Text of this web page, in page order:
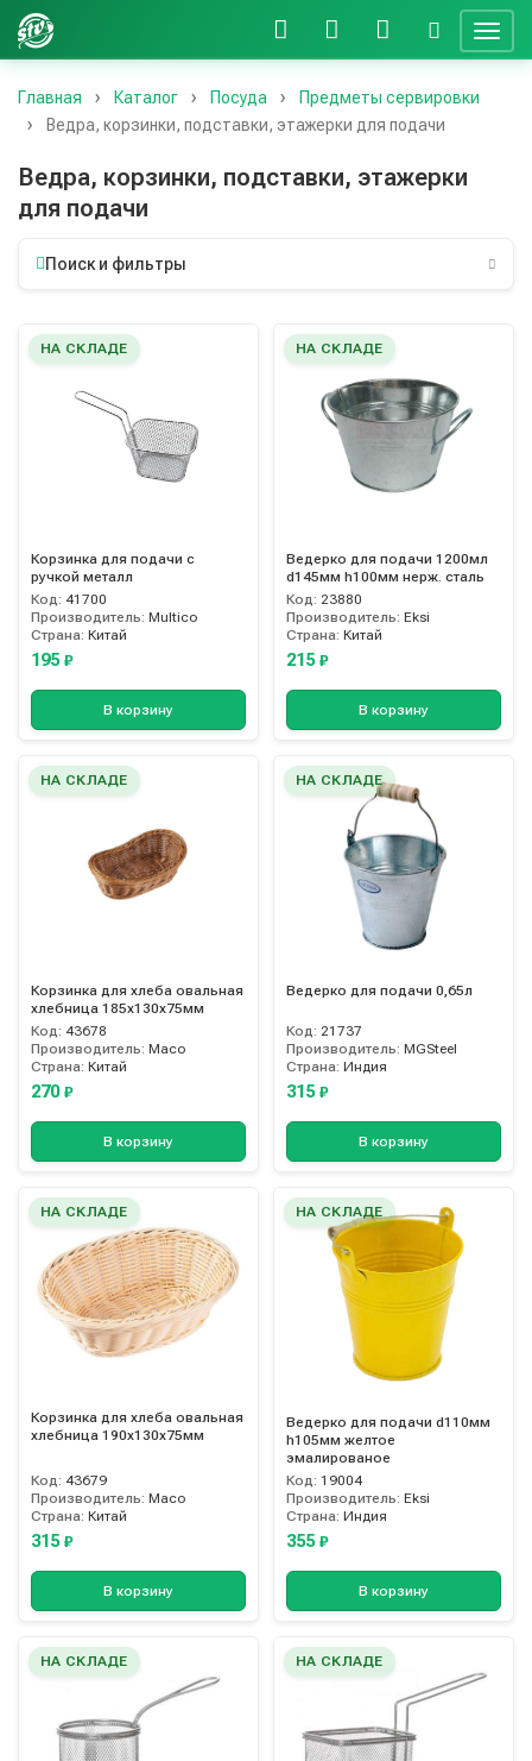
Главная Каталог Посуда
Предметы сервировки
Ведра, корзинки, подставки, этажерки для подачи
Ведра, корзинки, подставки, этажерки
для подачи
Поиск и фильтры
НА СКЛАДЕ
Корзинка для подачи с
ручкой металл
Код: 41700
Производитель: Multico
Страна: Китай
195 ₽
В корзину
НА СКЛАДЕ
Ведерко для подачи 1200мл
d145мм h100мм нерж. сталь
Код: 23880
Производитель: Eksi
Страна: Китай
215 ₽
В корзину
НА СКЛАДЕ
Корзинка для хлеба овальная
хлебница 185х130х75мм
Код: 43678
Производитель: Maco
Страна: Китай
270 ₽
В корзину
НА СКЛАДЕ
Ведерко для подачи 0,65л
Код: 21737
Производитель: MGSteel
Страна: Индия
315 ₽
В корзину
НА СКЛАДЕ
Корзинка для хлеба овальная
хлебница 190х130х75мм
Код: 43679
Производитель: Maco
Страна: Китай
315 ₽
В корзину
НА СКЛАДЕ
Ведерко для подачи d110мм
h105мм желтое
эмалированое
Код: 19004
Производитель: Eksi
Страна: Индия
355 ₽
В корзину
НА СКЛАДЕ НА СКЛАДЕ